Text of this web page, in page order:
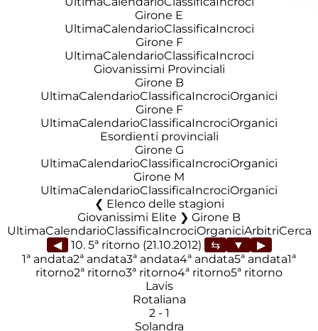
Girone E
UltimaCalendarioClassificaIncroci
Girone F
UltimaCalendarioClassificaIncroci
Giovanissimi Provinciali
Girone B
UltimaCalendarioClassificaIncrociOrganici
Girone F
UltimaCalendarioClassificaIncrociOrganici
Esordienti provinciali
Girone G
UltimaCalendarioClassificaIncrociOrganici
Girone M
UltimaCalendarioClassificaIncrociOrganici
Elenco delle stagioni
Giovanissimi Elite ❯ Girone B
UltimaCalendarioClassificaIncrociOrganiciArbitriCerca
◀
10. 5ª ritorno (21.10.2012)
▶
1ª andata2ª andata3ª andata4ª andata5ª andata1ª
ritorno2ª ritorno3ª ritorno4ª ritorno5ª ritorno
Lavis
Rotaliana
2- 1
Solandra